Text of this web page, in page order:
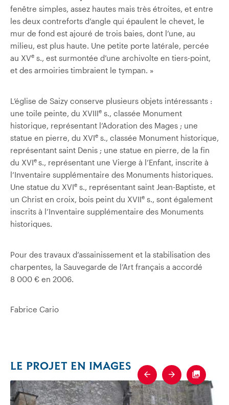
fenêtre simples, assez hautes mais très étroites, et entre
les deux contreforts d’angle qui épaulent le chevet, le
mur de fond est ajouré de trois baies, dont l’une, au
milieu, est plus haute. Une petite porte latérale, percée
au XVe s., est surmontée d’une archivolte en tiers-point,
et des armoiries timbraient le tympan. »
L’église de Saizy conserve plusieurs objets intéressants :
une toile peinte, du XVIIIe s., classée Monument
historique, représentant l’Adoration des Mages ; une
statue en pierre, du XVIe s., classée Monument historique,
représentant saint Denis ; une statue en pierre, de la fin
du XVIe s., représentant une Vierge à l’Enfant, inscrite à
l’Inventaire supplémentaire des Monuments historiques.
Une statue du XVIe s., représentant saint Jean-Baptiste, et
un Christ en croix, bois peint du XVIIe s., sont également
inscrits à l’Inventaire supplémentaire des Monuments
historiques.
Pour des travaux d’assainissement et la stabilisation des
charpentes, la Sauvegarde de l’Art français a accordé
8 000 € en 2006.
Fabrice Cario
LE PROJET EN IMAGES
Previous
Next